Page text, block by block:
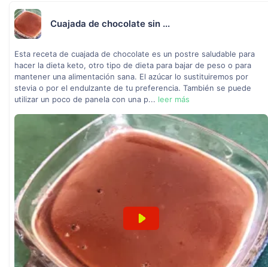
Cuajada de chocolate sin ...
Esta receta de cuajada de chocolate es un postre saludable para
hacer la dieta keto, otro tipo de dieta para bajar de peso o para
mantener una alimentación sana. El azúcar lo sustituiremos por
stevia o por el endulzante de tu preferencia. También se puede
utilizar un poco de panela con una p... leer más